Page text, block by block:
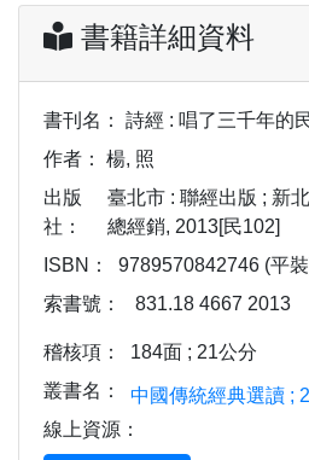
書籍詳細資料
書刊名：
詩經 : 唱了三千年的
作者：
楊, 照
出版
社：
臺北市 : 聯經出版 ; 新
總經銷, 2013[民102]
ISBN：
9789570842746 (平
索書號：
831.18 4667 2013
稽核項：
184面 ; 21公分
叢書名：
中國傳統經典選讀 ; 2
線上資源：